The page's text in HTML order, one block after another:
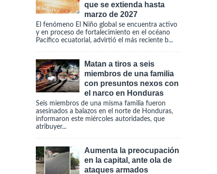
que se extienda hasta
marzo de 2027
El fenómeno El Niño global se encuentra activo
y en proceso de fortalecimiento en el océano
Pacífico ecuatorial, advirtió el más reciente b...
Matan a tiros a seis
miembros de una familia
con presuntos nexos con
el narco en Honduras
Seis miembros de una misma familia fueron
asesinados a balazos en el norte de Honduras,
informaron este miércoles autoridades, que
atribuyer...
Aumenta la preocupación
en la capital, ante ola de
ataques armados